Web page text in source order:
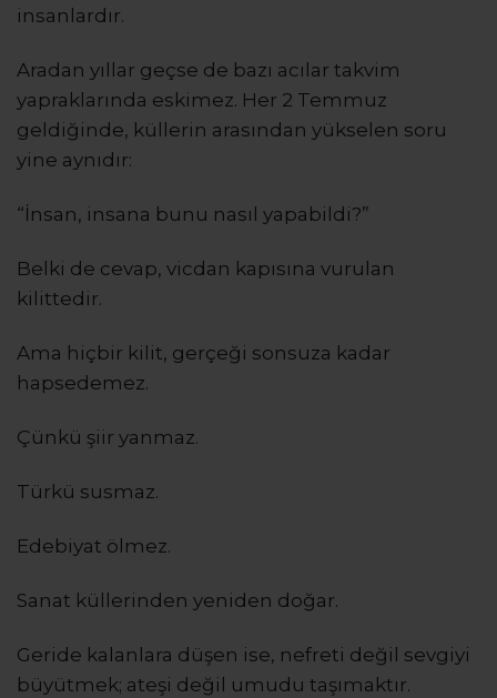
insanlardır.
Aradan yıllar geçse de bazı acılar takvim
yapraklarında eskimez. Her 2 Temmuz
geldiğinde, küllerin arasından yükselen soru
yine aynıdır:
“İnsan, insana bunu nasıl yapabildi?”
Belki de cevap, vicdan kapısına vurulan
kilittedir.
Ama hiçbir kilit, gerçeği sonsuza kadar
hapsedemez.
Çünkü şiir yanmaz.
Türkü susmaz.
Edebiyat ölmez.
Sanat küllerinden yeniden doğar.
Geride kalanlara düşen ise, nefreti değil sevgiyi
büyütmek; ateşi değil umudu taşımaktır.